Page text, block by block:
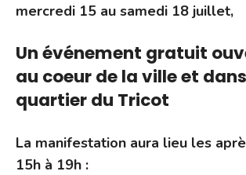
mercredi 15 au samedi 18 juillet,
Un événement gratuit
au coeur de la ville et
quartier du Tricot
La manifestation aura lieu les
15h à 19h :